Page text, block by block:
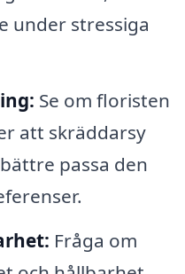
under stressiga
Se om floristen
att skräddarsy
passa den
Fråga om